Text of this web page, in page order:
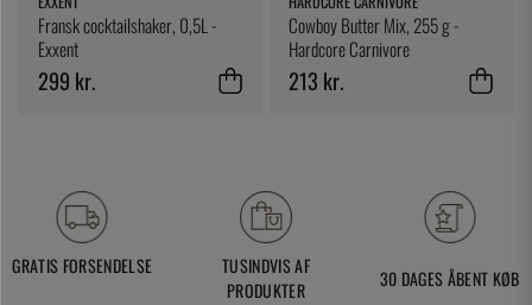
Fransk cocktailshaker, 0,5L -
Exxent
299 kr.
Cowboy Butter Mix, 255 g -
Hardcore Carnivore
213 kr.
GRATIS FORSENDELSE
TUSINDVIS AF
PRODUKTER
30 DAGES ÅBENT KØB